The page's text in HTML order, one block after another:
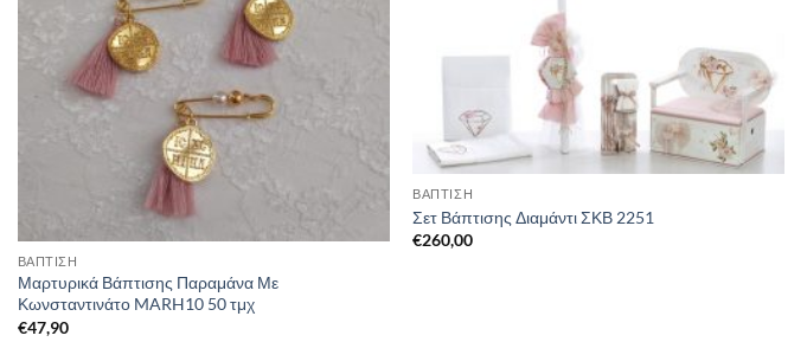
ΒΑΠΤΙΣΗ
Μαρτυρικά Βάπτισης Παραμάνα Με
Κωνσταντινάτο MARH10 50 τμχ
€47,90
ΒΑΠΤΙΣΗ
Σετ Βάπτισης Διαμάντι ΣΚΒ 2251
€260,00